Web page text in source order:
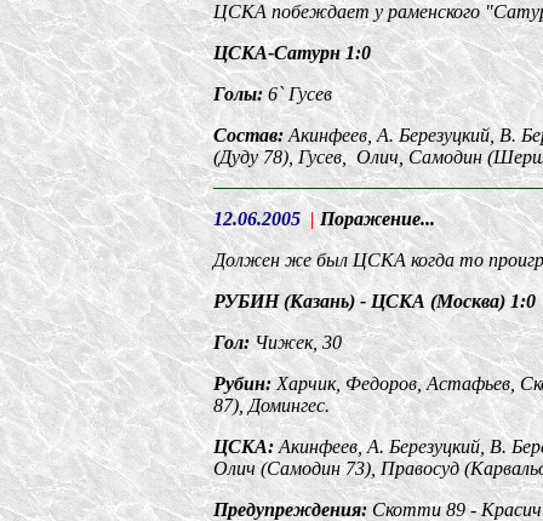
ЦСКА побеждает у раменского"
ЦСКА-Сатурн 1:0
Голы: 6` Гусев
Состав: Акинфеев, А. Березуцкий, В.
(Дуду 78), Гусев, Олич, Самодин
12.06.2005 | Поражение...
Должен же был ЦСКА когда то
РУБИН (Казань) - ЦСКА (Москва) 1:0
Гол:Чижек, 30
Рубин:Харчик, Федоров, Астафьев,
87), Домингес.
ЦСКА: Акинфеев, А. Березуцкий, В.
Олич (Самодин 73), Правосуд
Предупреждения:Скотти 89 -